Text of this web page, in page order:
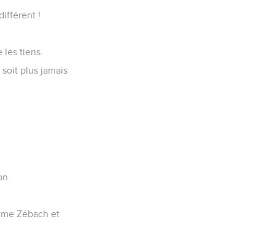
!
les tiens.
soit plus jamais
Zébach et